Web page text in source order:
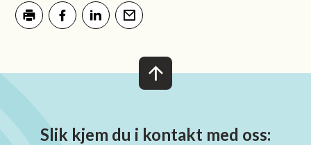
Slik kjem du i kontakt med oss: